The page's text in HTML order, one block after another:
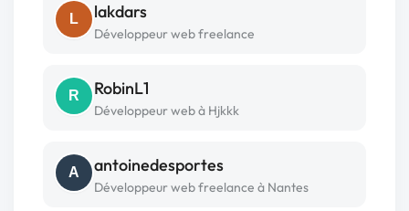
L lakdars
Développeur web freelance
R RobinL1
Développeur web à Hjkkk
A antoinedesportes
Développeur web freelance à Nantes